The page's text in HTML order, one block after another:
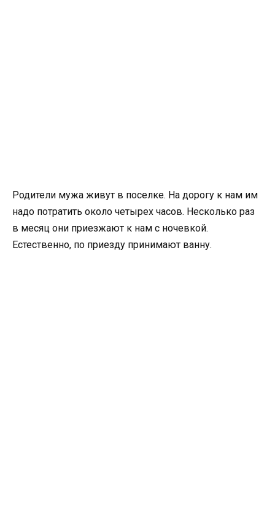
Родители мужа живут в поселке. На дорогу к нам им
надо потратить около четырех часов. Несколько раз
в месяц они приезжают к нам с ночевкой.
Естественно, по приезду принимают ванну.